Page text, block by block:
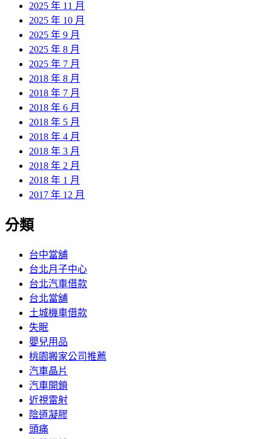
2025 年 11 月
2025 年 10 月
2025 年 9 月
2025 年 8 月
2025 年 7 月
2018 年 8 月
2018 年 7 月
2018 年 6 月
2018 年 5 月
2018 年 4 月
2018 年 3 月
2018 年 2 月
2018 年 1 月
2017 年 12 月
分類
台中當舖
台北月子中心
台北汽車借款
台北當舖
土城機車借款
失眠
嬰兒用品
桃園搬家公司推薦
汽車晶片
汽車開鎖
近視雷射
陰道凝膠
頭痛